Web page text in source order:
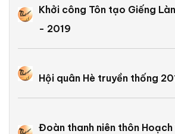
Khởi công Tôn tạo Giếng
- 2019
Hội quân Hè truyền thống
Đoàn thanh niên thôn